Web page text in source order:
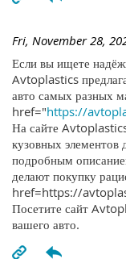
Fri, November 28,
Если вы ищете
Avtoplastics
авто самых разных
href="https://
На сайте
кузовных элементов
подробным
делают покупку
href=https://
Посетите сайт
вашего авто.